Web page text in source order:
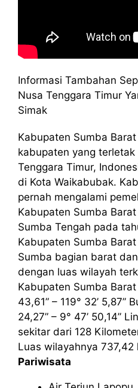
Informasi Tambahan
Nusa Tenggara Timur
Simak
Kabupaten Sumba
kabupaten yang
Tenggara Timur,
di Kota Waikabubak.
pernah mengalami
Kabupaten Sumba
Sumba Tengah pada
Kabupaten Sumba
Sumba bagian barat
dengan luas wilayah
Kabupaten Sumba
43,61” – 119° 32’ 5,87”
24,27” – 9° 47’ 50,14”
sekitar dari 128
Luas wilayahnya 737,42
Pariwisata